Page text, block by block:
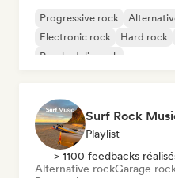
Progressive rock
Electronic rock
Hard rock
Psychedelic rock
Surf Rock
Playlist
> 1100 feedbacks
Alternative rockGarage